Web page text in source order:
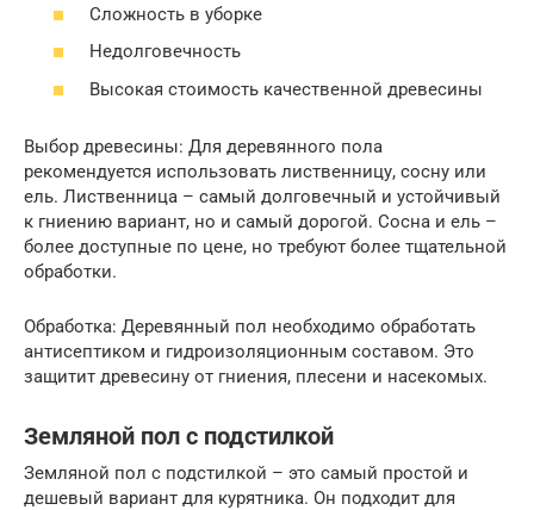
Сложность в уборке
Недолговечность
Высокая стоимость качественной древесины
Выбор древесины: Для деревянного пола
рекомендуется использовать лиственницу, сосну или
ель. Лиственница – самый долговечный и устойчивый
к гниению вариант, но и самый дорогой. Сосна и ель –
более доступные по цене, но требуют более тщательной
обработки.
Обработка: Деревянный пол необходимо обработать
антисептиком и гидроизоляционным составом. Это
защитит древесину от гниения, плесени и насекомых.
Земляной пол с подстилкой
Земляной пол с подстилкой – это самый простой и
дешевый вариант для курятника. Он подходит для